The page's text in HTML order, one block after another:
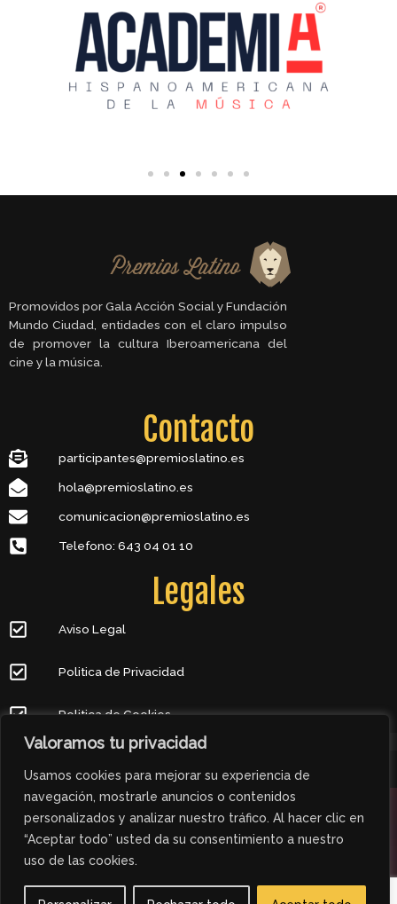
Valoramos tu privacidad
Usamos cookies para mejorar su experiencia de
navegación, mostrarle anuncios o contenidos
personalizados y analizar nuestro tráfico. Al hacer clic en
“Aceptar todo” usted da su consentimiento a nuestro
uso de las cookies.
Promovidos por Gala Acción Social y Fundación
Mundo Ciudad, entidades con el claro impulso
de promover la cultura Iberoamericana del
cine y la música.
Contacto
participantes@premioslatino.es
hola@premioslatino.es
comunicacion@premioslatino.es
Telefono: 643 04 01 10
Legales
Aviso Legal
Politica de Privacidad
Politica de Cookies
Copyright © 2024 Premios Latinos